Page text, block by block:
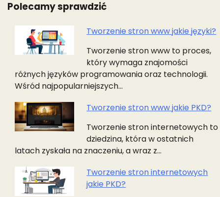
Polecamy sprawdzić
Tworzenie stron www jakie języki?
Tworzenie stron www to proces,
który wymaga znajomości
różnych języków programowania oraz technologii.
Wśród najpopularniejszych…
Tworzenie stron www jakie PKD?
Tworzenie stron internetowych to
dziedzina, która w ostatnich
latach zyskała na znaczeniu, a wraz z…
Tworzenie stron internetowych
jakie PKD?
Nawigacja